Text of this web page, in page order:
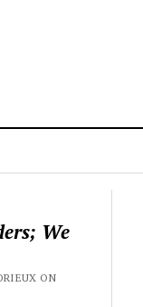
We
ON